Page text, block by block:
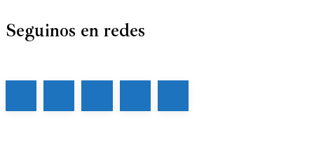
Seguinos en redes